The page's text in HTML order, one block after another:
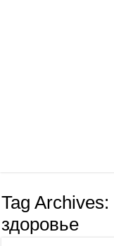
Tag Archives:
здоровье